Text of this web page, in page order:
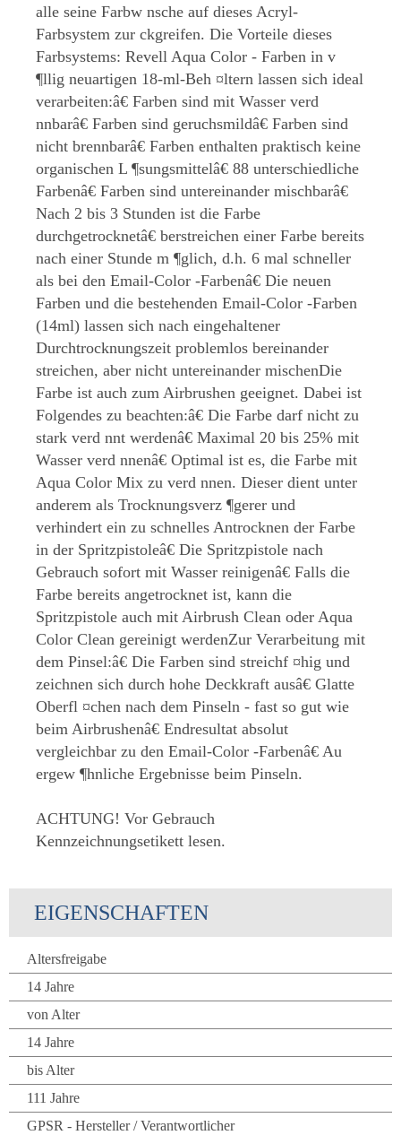
alle seine Farbw nsche auf dieses Acryl-
Farbsystem zur ckgreifen. Die Vorteile dieses
Farbsystems: Revell Aqua Color - Farben in v
¶llig neuartigen 18-ml-Beh ¤ltern lassen sich ideal
verarbeiten:â€ Farben sind mit Wasser verd
nnbarâ€ Farben sind geruchsmildâ€ Farben sind
nicht brennbarâ€ Farben enthalten praktisch keine
organischen L ¶sungsmittelâ€ 88 unterschiedliche
Farbenâ€ Farben sind untereinander mischbarâ€
Nach 2 bis 3 Stunden ist die Farbe
durchgetrocknetâ€ berstreichen einer Farbe bereits
nach einer Stunde m ¶glich, d.h. 6 mal schneller
als bei den Email-Color -Farbenâ€ Die neuen
Farben und die bestehenden Email-Color -Farben
(14ml) lassen sich nach eingehaltener
Durchtrocknungszeit problemlos bereinander
streichen, aber nicht untereinander mischenDie
Farbe ist auch zum Airbrushen geeignet. Dabei ist
Folgendes zu beachten:â€ Die Farbe darf nicht zu
stark verd nnt werdenâ€ Maximal 20 bis 25% mit
Wasser verd nnenâ€ Optimal ist es, die Farbe mit
Aqua Color Mix zu verd nnen. Dieser dient unter
anderem als Trocknungsverz ¶gerer und
verhindert ein zu schnelles Antrocknen der Farbe
in der Spritzpistoleâ€ Die Spritzpistole nach
Gebrauch sofort mit Wasser reinigenâ€ Falls die
Farbe bereits angetrocknet ist, kann die
Spritzpistole auch mit Airbrush Clean oder Aqua
Color Clean gereinigt werdenZur Verarbeitung mit
dem Pinsel:â€ Die Farben sind streichf ¤hig und
zeichnen sich durch hohe Deckkraft ausâ€ Glatte
Oberfl ¤chen nach dem Pinseln - fast so gut wie
beim Airbrushenâ€ Endresultat absolut
vergleichbar zu den Email-Color -Farbenâ€ Au
ergew ¶hnliche Ergebnisse beim Pinseln.
ACHTUNG! Vor Gebrauch
Kennzeichnungsetikett lesen.
EIGENSCHAFTEN
Altersfreigabe
14 Jahre
von Alter
14 Jahre
bis Alter
111 Jahre
GPSR - Hersteller / Verantwortlicher